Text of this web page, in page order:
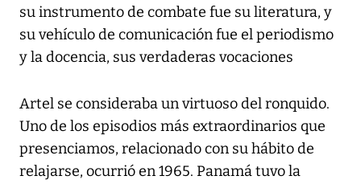
su instrumento de combate fue su literatura, y
su vehículo de comunicación fue el periodismo
y la docencia, sus verdaderas vocaciones
Artel se consideraba un virtuoso del ronquido.
Uno de los episodios más extraordinarios que
presenciamos, relacionado con su hábito de
relajarse, ocurrió en 1965. Panamá tuvo la